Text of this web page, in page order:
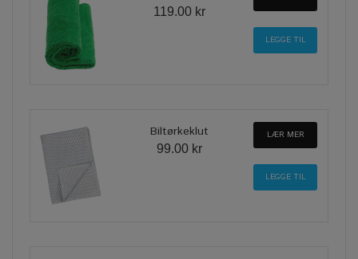
119.00 kr
Biltørkeklut
99.00 kr
LÆR MER